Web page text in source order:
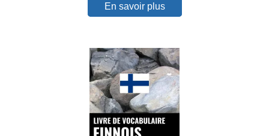
En savoir plus